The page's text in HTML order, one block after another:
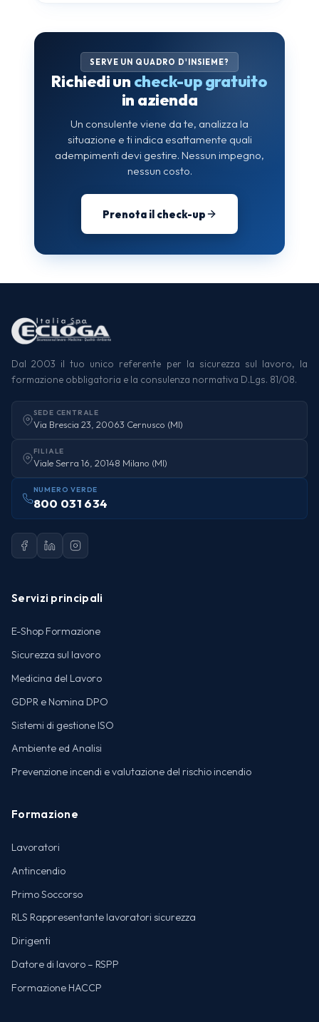
SERVE UN QUADRO D'INSIEME?
Richiedi un check-up gratuito
in azienda
Un consulente viene da te, analizza la
situazione e ti indica esattamente quali
adempimenti devi gestire. Nessun impegno,
nessun costo.
Prenota il check-up
Dal 2003 il tuo unico referente per la sicurezza sul lavoro, la
formazione obbligatoria e la consulenza normativa D.Lgs. 81/08.
SEDE CENTRALE
Via Brescia 23, 20063 Cernusco (MI)
FILIALE
Viale Serra 16, 20148 Milano (MI)
NUMERO VERDE
800 031 634
Servizi principali
E-Shop Formazione
Sicurezza sul lavoro
Medicina del Lavoro
GDPR e Nomina DPO
Sistemi di gestione ISO
Ambiente ed Analisi
Prevenzione incendi e valutazione del rischio incendio
Formazione
Lavoratori
Antincendio
Primo Soccorso
RLS Rappresentante lavoratori sicurezza
Dirigenti
Datore di lavoro – RSPP
Formazione HACCP